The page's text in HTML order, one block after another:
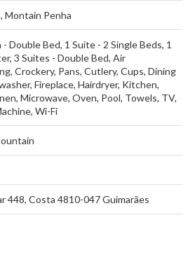
, Montain Penha
- Double Bed, 1 Suite - 2 Single Beds, 1
, 3 Suites - Double Bed, Air
, Crockery, Pans, Cutlery, Cups, Dining
, Fireplace, Hairdryer, Kitchen,
, Microwave, Oven, Pool, Towels, TV,
, Wi-Fi
448, Costa 4810-047 Guimarães